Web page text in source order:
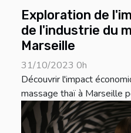
Exploration de
de l'industrie du
Marseille
31/10/2023 0h
Découvrir l'impact
massage thaï à Marseille